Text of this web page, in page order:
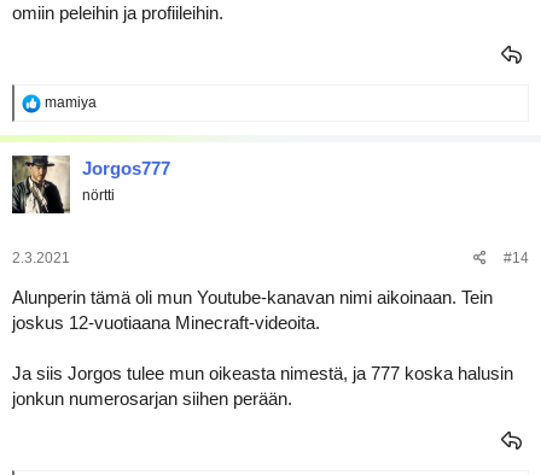
omiin peleihin ja profiileihin.
R
a
k
t
i
o
:
mamiya
Jorgos777
nörtti
2.3.2021 #14
Alunperin tämä oli mun Youtube-kanavan nimi aikoinaan. Tein
joskus 12-vuotiaana Minecraft-videoita.
Ja siis Jorgos tulee mun oikeasta nimestä, ja 777 koska halusin
jonkun numerosarjan siihen perään.